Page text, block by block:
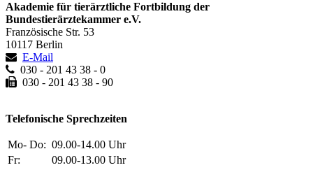
Akademie für tierärztliche Fortbildung der
Bundestierärztekammer e.V.
Französische Str. 53
10117 Berlin
E-Mail
030 - 201 43 38 - 0
030 - 201 43 38 - 90
Telefonische Sprechzeiten
Mo- Do: 09.00-14.00 Uhr
Fr:
09.00-13.00 Uhr